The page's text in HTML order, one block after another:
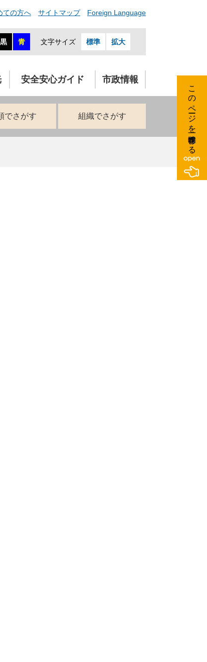
ての方へ サイトマップ Foreign Language
黒 青 文字サイズ 標準 拡大
安全安心ガイド 市政情報
でさがす 組織でさがす このページを一時保存する